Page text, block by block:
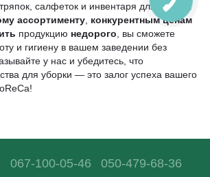
салфеток и инвентаря для уборки.
ассортименту, конкурентным ценам
продукцию недорого, вы сможете
и гигиену в вашем заведении без
у нас и убедитесь, что
для уборки — это залог успеха вашего
067-100-05-46 050-479-68-36